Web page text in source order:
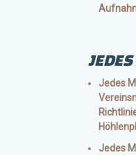
Jedes
Jedes